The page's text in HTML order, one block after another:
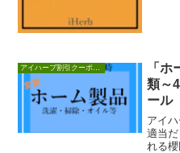
アイハーブ割引クーポンセール情報
「
類～
ール
アイ
適当
れる櫻